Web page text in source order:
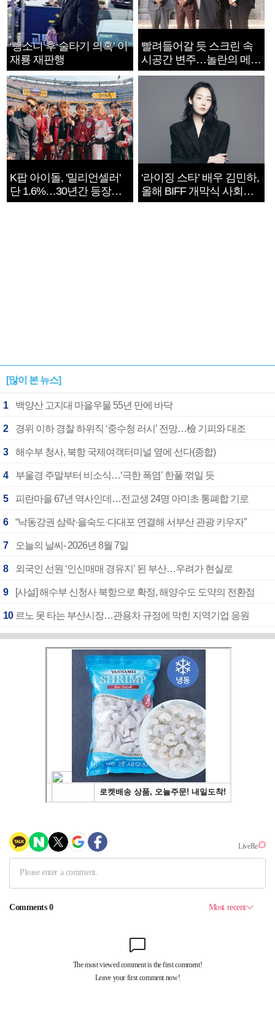
‘뺑소니 후 술타기 의혹’ 이
재룡 재판행
빨려들어갈 듯 스크린 속
시공간 변주…놀란의 메시
지는 ‘전쟁 속죄’
K팝 아이돌, '밀리언셀러'
단 1.6%…30년간 등장
1182개팀 전수조사
‘라이징 스타’ 배우 김민하,
올해 BIFF 개막식 사회자
확정
[많이 본 뉴스]
1 백양산 고지대 마을우물 55년 만에 바닥
2 경위 이하 경찰 하위직 ‘중수청 러시’ 전망…檢 기피와 대조
3 해수부 청사, 북항 국제여객터미널 옆에 선다(종합)
4 부울경 주말부터 비소식…‘극한 폭염’ 한풀 꺾일 듯
5 피란마을 67년 역사인데…전교생 24명 아미초 통폐합 기로
6 “낙동강권 삼락·을숙도·다대포 연결해 서부산 관광 키우자”
7 오늘의 날씨- 2026년 8월 7일
8 외국인 선원 ‘인신매매 경유지’ 된 부산…우려가 현실로
9 [사설] 해수부 신청사 북항으로 확정, 해양수도 도약의 전환점
10 르노 못 타는 부산시장…관용차 규정에 막힌 지역기업 응원